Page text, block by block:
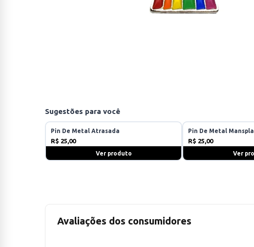
Sugestões para você
Pin De Metal Atrasada
R$ 25,00
Ver produto
Pin De Metal
R$ 25,00
Ver
Avaliações dos consumidores